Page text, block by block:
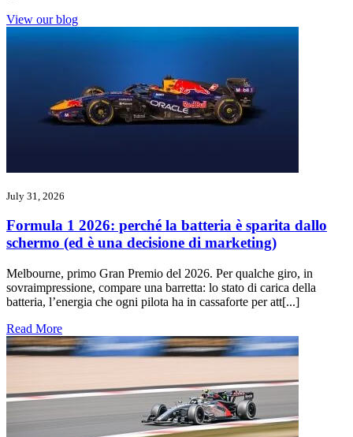
View our blog
July 31, 2026
Formula 1 2026: perché la batteria è sparita dallo
schermo (ed è una decisione di marketing)
Melbourne, primo Gran Premio del 2026. Per qualche giro, in
sovraimpressione, compare una barretta: lo stato di carica della
batteria, l’energia che ogni pilota ha in cassaforte per att[...]
Read More